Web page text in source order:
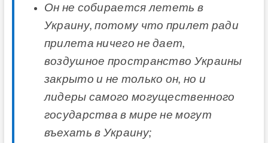
Он не собирается лететь в
Украину, потому что прилет ради
прилета ничего не дает,
воздушное пространство Украины
закрыто и не только он, но и
лидеры самого могущественного
государства в мире не могут
въехать в Украину;